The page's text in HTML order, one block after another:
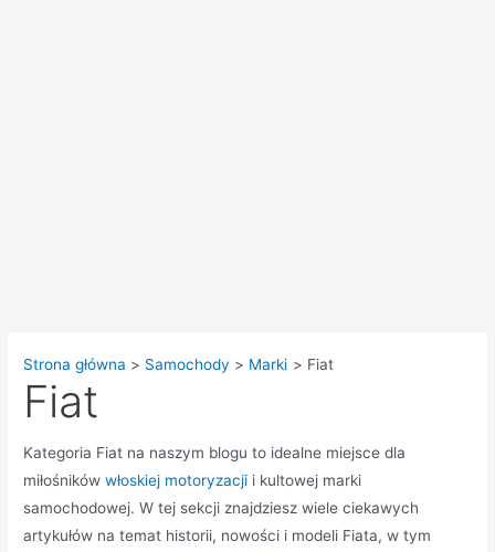
Strona główna Samochody Marki Fiat
Fiat
Kategoria Fiat na naszym blogu to idealne miejsce dla
miłośnikówwłoskiej motoryzacji i kultowej marki
samochodowej. W tej sekcji znajdziesz wiele ciekawych
artykułów na temat historii, nowości i modeli Fiata, w tym